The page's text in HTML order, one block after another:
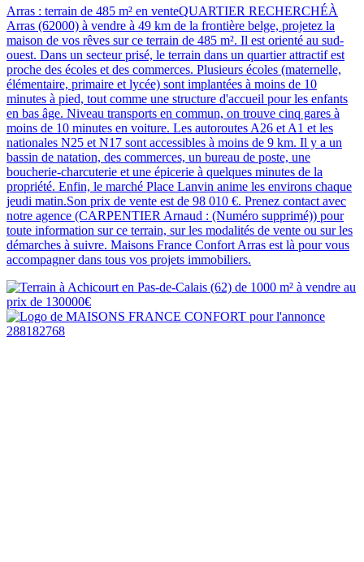
Arras : terrain de 485 m² en venteQUARTIER RECHERCHÉÀ
Arras (62000) à vendre à 49 km de la frontière belge, projetez la
maison de vos rêves sur ce terrain de 485 m². Il est orienté au sud-
ouest. Dans un secteur prisé, le terrain dans un quartier attractif est
proche des écoles et des commerces. Plusieurs écoles (maternelle,
élémentaire, primaire et lycée) sont implantées à moins de 10
minutes à pied, tout comme une structure d'accueil pour les enfants
en bas âge. Niveau transports en commun, on trouve cinq gares à
moins de 10 minutes en voiture. Les autoroutes A26 et A1 et les
nationales N25 et N17 sont accessibles à moins de 9 km. Il y a un
bassin de natation, des commerces, un bureau de poste, une
boucherie-charcuterie et une épicerie à quelques minutes de la
propriété. Enfin, le marché Place Lanvin anime les environs chaque
jeudi matin.Son prix de vente est de 98 010 €. Prenez contact avec
notre agence (CARPENTIER Arnaud : (Numéro supprimé)) pour
toute information sur ce terrain, sur les modalités de vente ou sur les
démarches à suivre. Maisons France Confort Arras est là pour vous
accompagner dans tous vos projets immobiliers.